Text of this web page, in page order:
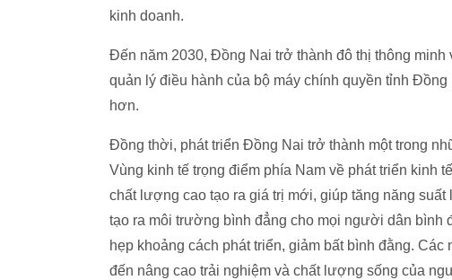
kinh doanh.
Đến năm 2030, Đồng Nai trở thành đô thị thông
quản lý điều hành của bộ máy chính quyền tỉnh
hơn.
Đồng thời, phát triển Đồng Nai trở thành một trong
Vùng kinh tế trọng điểm phía Nam về phát triển kinh
chất lượng cao tạo ra giá trị mới, giúp tăng năng
tạo ra môi trường bình đẳng cho mọi người dân bình
hẹp khoảng cách phát triển, giảm bất bình đằng.
đến nâng cao trải nghiệm và chất lượng sống của